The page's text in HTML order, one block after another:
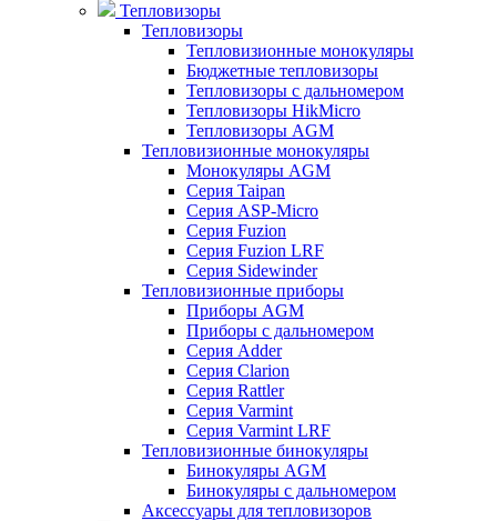
Тепловизоры
Тепловизоры
Тепловизионные монокуляры
Бюджетные тепловизоры
Тепловизоры с дальномером
Тепловизоры HikMicro
Тепловизоры AGM
Тепловизионные монокуляры
Монокуляры AGM
Серия Taipan
Серия ASP-Micro
Серия Fuzion
Серия Fuzion LRF
Серия Sidewinder
Тепловизионные приборы
Приборы AGM
Приборы с дальномером
Серия Adder
Серия Clarion
Серия Rattler
Серия Varmint
Серия Varmint LRF
Тепловизионные бинокуляры
Бинокуляры AGM
Бинокуляры с дальномером
Аксессуары для тепловизоров